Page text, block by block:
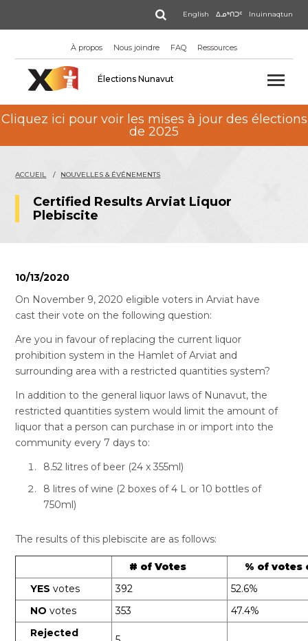
English ᐃᓄᒃᑎᑐᑦ Inuinnaqtun
Rechercher
À propos Nous joindre FAQ Ressources
Élections Nunavut
Cliquez ici pour voir les mises à jour des élections
de 2025
ACCUEIL NOUVELLES & ÉVÉNEMENTS
Certified Results Arviat Liquor
Plebiscite
10/13/2020
On November 9, 2020 eligible voters in Arviat have
cast their vote on the following question:
Are you in favour of replacing the current liquor
prohibition system in the Hamlet of Arviat and
surrounding area with a restricted quantities system?
In addition to the general liquor laws of Nunavut, the
restricted quantities system would limit the amount of
liquor that a person can purchase in or import into the
community every 7 days to:
8.52 litres of beer (24 x 355ml)
8 litres of wine (2 boxes of 4 L or 10 bottles of
750ml)
The results of this plebiscite are as follows:
# of Votes
% of votes
YES votes 392
52.6%
NO votes 353
47.4%
Rejected